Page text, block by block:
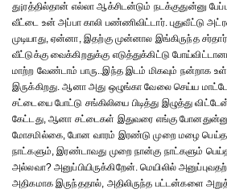
து¡ரத்தில்தான் எல்லா ஆக்சிடன்டும் நடக்குதுன்னு
வீட்டை உன் அப்பா காலி பண்ணிவிட்டார். புதுவீட்டு
முடியாது, ஏன்னா, இதற்கு முன்னால இங்கிருந்த
வீட்டுக்கு வைக்கிறதுக்கு எடுத்துக்கிட்டு
மாற்ற வேண்டாம் பாரு..இந்த இடம் மிகவும் நன்றாக
இருக்கிறது. ஆனா அது ஒழுங்கா வேலை செய்ய
சட்டையை போட்டு சங்கிலியை பிடித்து இழுத்து
கேட்டது, ஆனா சட்டைகள் இதுவரை எங்கு
மோசமில்கை, போன வாரம் இரண்டு முறை மழை
நாட்களும், இரண்டாவது முறை நான்கு நாட்களும்
அல்லவா? அனுப்பியிருக்கிறேன். மெயிலில்
அதிகமாக இருந்ததால், அதிலிருந்த பட்டன்களை